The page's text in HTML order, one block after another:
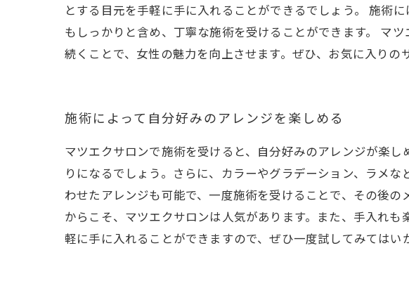
とする目元を手軽に手に入れることができるでしょう。 施術
もしっかりと含め、丁寧な施術を受けることができます。 マ
続くことで、女性の魅力を向上させます。ぜひ、お気に入り
施術によって自分好みのアレンジを楽しめる
マツエクサロンで施術を受けると、自分好みのアレンジが楽
りになるでしょう。さらに、カラーやグラデーション、ラメ
わせたアレンジも可能で、一度施術を受けることで、その後
からこそ、マツエクサロンは人気があります。また、手入れ
軽に手に入れることができますので、ぜひ一度試してみては